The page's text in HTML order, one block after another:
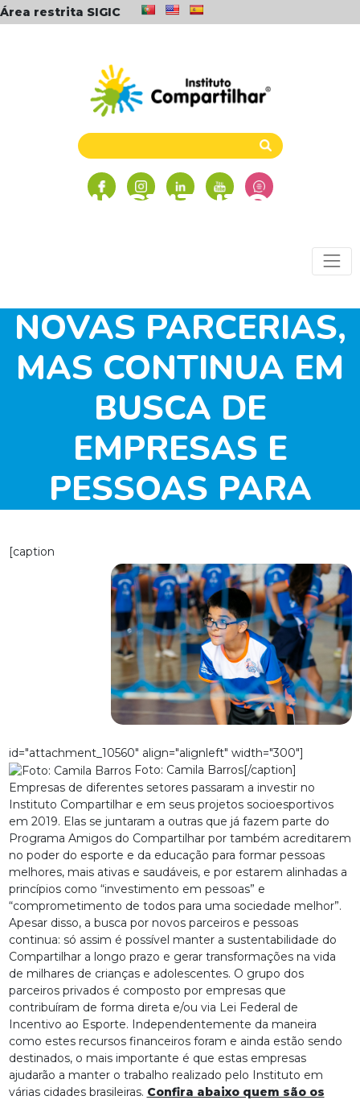
Área restrita SIGIC
INSTITUTO
COMPARTILHAR
INICIA 2019 COM
NOVAS PARCERIAS,
MAS CONTINUA EM
BUSCA DE
EMPRESAS E
PESSOAS PARA
ATIVIDADES EM
TODO O PAÍS
[caption
id="attachment_10560" align="alignleft" width="300"]
Foto: Camila Barros[/caption]
Empresas de diferentes setores passaram a investir no
Instituto Compartilhar e em seus projetos socioesportivos
em 2019. Elas se juntaram a outras que já fazem parte do
Programa Amigos do Compartilhar por também acreditarem
no poder do esporte e da educação para formar pessoas
melhores, mais ativas e saudáveis, e por estarem alinhadas a
princípios como “investimento em pessoas” e
“comprometimento de todos para uma sociedade melhor”.
Apesar disso, a busca por novos parceiros e pessoas
continua: só assim é possível manter a sustentabilidade do
Compartilhar a longo prazo e gerar transformações na vida
de milhares de crianças e adolescentes. O grupo dos
parceiros privados é composto por empresas que
contribuíram de forma direta e/ou via Lei Federal de
Incentivo ao Esporte. Independentemente da maneira
como estes recursos financeiros foram e ainda estão sendo
destinados, o mais importante é que estas empresas
ajudarão a manter o trabalho realizado pelo Instituto em
várias cidades brasileiras. Confira abaixo quem são os